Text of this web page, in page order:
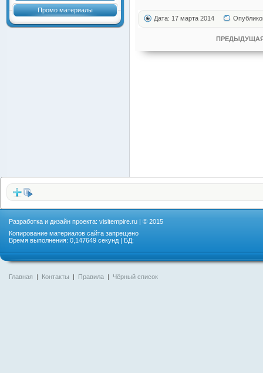
Промо материалы
Дата: 17 марта 2014
Разработка и дизайн проекта: visitempire.ru | © 2015
Копирование материалов сайта запрещено
Время выполнения: 0,147649 секунд | БД:
Главная | Контакты | Правила | Чёрный список